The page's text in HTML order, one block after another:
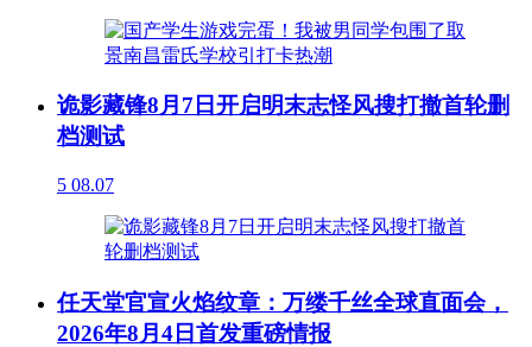
诡影藏锋8月7日开启明末志怪风搜打撤首轮删
档测试
5 08.07
任天堂官宣火焰纹章：万缕千丝全球直面会，
2026年8月4日首发重磅情报